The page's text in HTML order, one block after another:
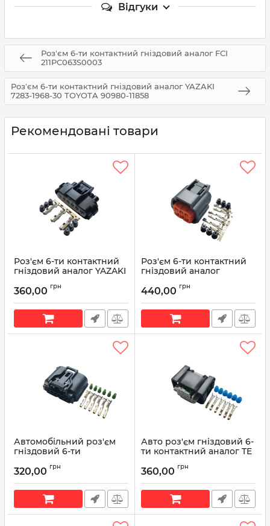
Відгуки
Роз'єм 6-ти контактний гніздовий аналог FCI
211PC063S0003
Роз'єм 6-ти контактний гніздовий аналог YAZAKI
7283-1968-30 TOYOTA 90980-11858
Рекомендовані товари
Роз'єм 6-ти контактний
гніздовий аналог YAZAKI
90980-11858
Артикул: 90980-11858
360,00 грн
Роз'єм 6-ти контактний
гніздовий аналог
6189-1102
Артикул: 6189-0766
440,00 грн
Автомобільний роз'єм
гніздовий 6-ти
Sumitomo 6189-1083
TS SEALED
90980-12303
320,00 грн
Авто роз'єм гніздовий 6-
ти контактний аналог TE
Артикул: 2-967616-1
360,00 грн